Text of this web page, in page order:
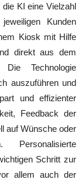
KI eine Vielzahl
Kunden
Kiosk mit Hilfe
direkt aus dem
Die Technologie
auszuführen und
und effizienter
Feedback der
auf Wünsche oder
Personalisierte
Schritt zur
allem auch der